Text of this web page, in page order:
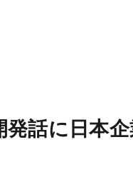
話に日本